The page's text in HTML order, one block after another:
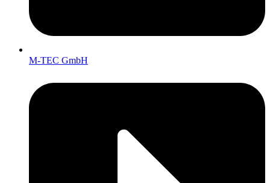
M-TEC GmbH